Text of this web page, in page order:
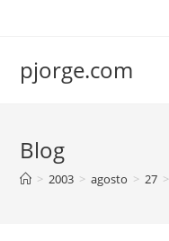
pjorge.com
Blog
> 2003 > agosto > 27 >